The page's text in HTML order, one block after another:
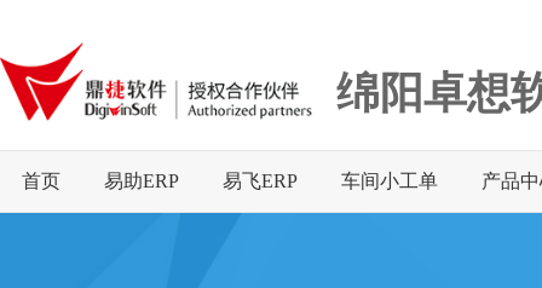
绵阳卓想
首页 易助ERP 易飞ERP 车间小工单 产品